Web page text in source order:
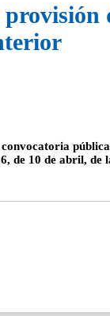
10 de abril,